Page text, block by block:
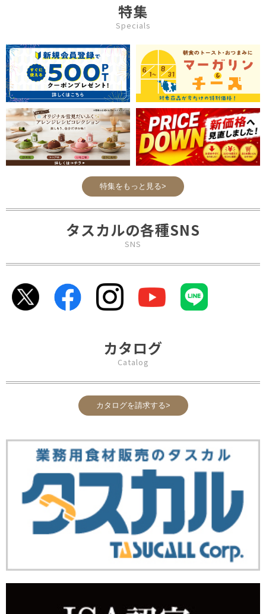
特集
Specials
特集をもっと見る>
タスカルの各種SNS
SNS
カタログ
Catalog
カタログを請求する>